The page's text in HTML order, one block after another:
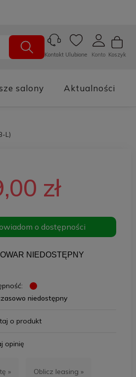
Koszyk
Konto
Ulubione
Kontakt
salony Aktualności
L)
zł
o dostępności
NIEDOSTĘPNY
niedostępny
o produkt
opinię
» Oblicz leasing »